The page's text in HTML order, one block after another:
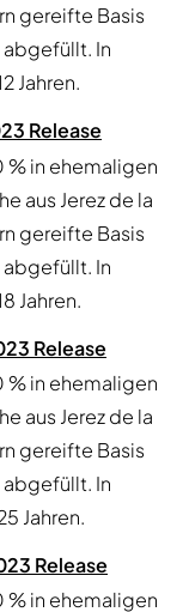
gereifte Basis
In
Jahren.
Release
% in ehemaligen
aus Jerez de la
gereifte Basis
In
Jahren.
Release
% in ehemaligen
aus Jerez de la
gereifte Basis
In
Jahren.
Release
% in ehemaligen